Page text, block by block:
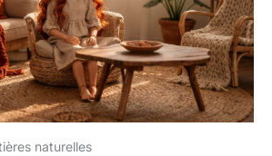
naturelles